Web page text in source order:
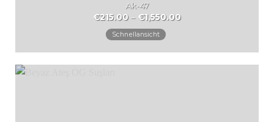
Ak-47
€215.00 – €1,550.00Preisspanne:
Schnellansicht